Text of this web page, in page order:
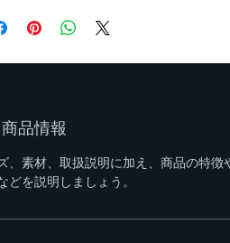
商品情報
、素材、取扱説明に加え、商品の特徴
どを説明しましょう。